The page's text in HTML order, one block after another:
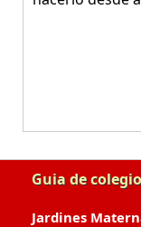
Guia de
Jardines